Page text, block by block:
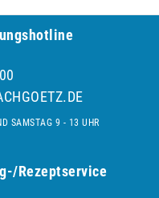
SAMSTAG 9 - 13 UHR
Rezeptservice